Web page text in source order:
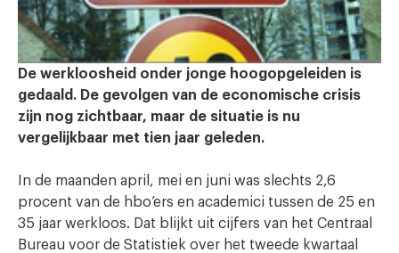
De werkloosheid onder jonge hoogopgeleiden is
gedaald. De gevolgen van de economische crisis
zijn nog zichtbaar, maar de situatie is nu
vergelijkbaar met tien jaar geleden.
In de maanden april, mei en juni was slechts 2,6
procent van de hbo’ers en academici tussen de 25 en
35 jaar werkloos. Dat blijkt uit cijfers van het Centraal
Bureau voor de Statistiek over het tweede kwartaal